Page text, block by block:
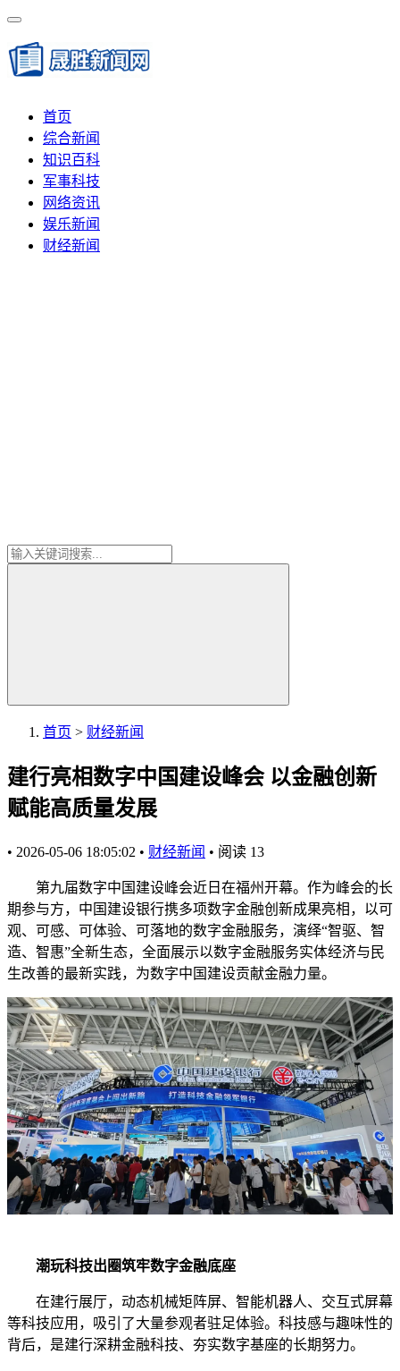
首页
综合新闻
知识百科
军事科技
网络资讯
娱乐新闻
财经新闻
首页 > 财经新闻
建行亮相数字中国建设峰会 以金融创新
赋能高质量发展
• 2026-05-06 18:05:02 • 财经新闻 • 阅读 13
第九届数字中国建设峰会近日在福州开幕。作为峰会的长
期参与方，中国建设银行携多项数字金融创新成果亮相，以可
观、可感、可体验、可落地的数字金融服务，演绎“智驱、智
造、智惠”全新生态，全面展示以数字金融服务实体经济与民
生改善的最新实践，为数字中国建设贡献金融力量。
潮玩科技出圈筑牢数字金融底座
在建行展厅，动态机械矩阵屏、智能机器人、交互式屏幕
等科技应用，吸引了大量参观者驻足体验。科技感与趣味性的
背后，是建行深耕金融科技、夯实数字基座的长期努力。